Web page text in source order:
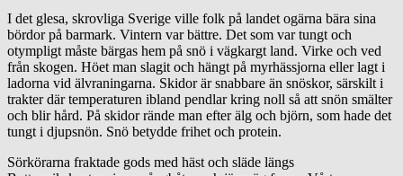
I det glesa, skrovliga Sverige ville folk på landet ogärna bära sina
bördor på barmark. Vintern var bättre. Det som var tungt och
otympligt måste bärgas hem på snö i vägkargt land. Virke och ved
från skogen. Höet man slagit och hängt på myrhässjorna eller lagt i
ladorna vid älvraningarna. Skidor är snabbare än snöskor, särskilt i
trakter där temperaturen ibland pendlar kring noll så att snön smälter
och blir hård. På skidor rände man efter älg och björn, som hade det
tungt i djupsnön. Snö betydde frihet och protein.
Sörkörarna fraktade gods med häst och släde längs